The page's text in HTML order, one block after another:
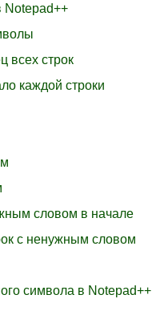
Notepad++
всех строк
каждой строки
словом в начале
с ненужным словом
символа в Notepad++